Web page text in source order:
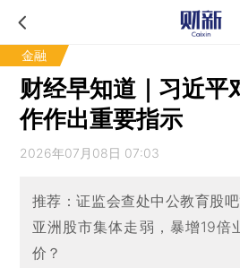
金融
财经早知道｜习近平
作作出重要指示
2026年07月08日 07:03
推荐：证监会查处中公教育股吧
亚洲股市集体走弱，暴增19倍
价？